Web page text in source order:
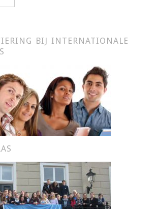
BIJ INTERNATIONALE